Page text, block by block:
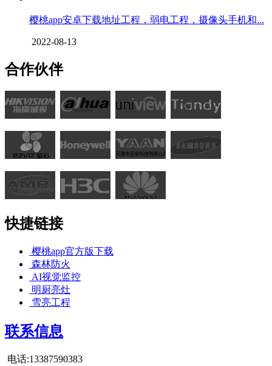
樱桃app安卓下载地址工程，弱电工程，摄像头手机和...
2022-08-13
合作伙伴
快捷链接
樱桃app官方版下载
森林防火
AI视觉监控
明厨亮灶
雪亮工程
联系信息
电话:13387590383